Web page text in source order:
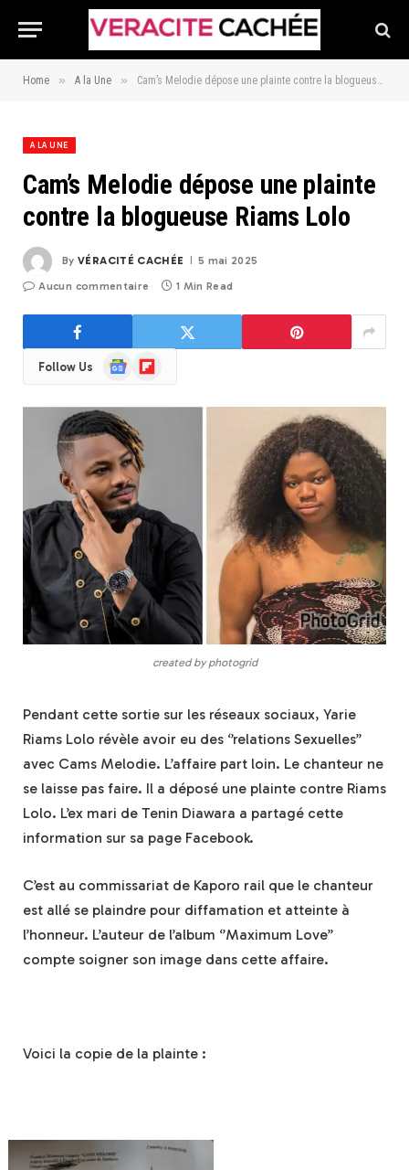
Home » A la Une » Cam’s Melodie dépose une plainte contre la blogueuse Riams Lolo
A LA UNE
Cam’s Melodie dépose une plainte
contre la blogueuse Riams Lolo
By VÉRACITÉ CACHÉE 5 mai 2025
Aucun commentaire 1 Min Read
Follow Us
GoogleFlipboard
created by photogrid
Pendant cette sortie sur les réseaux sociaux, Yarie
Riams Lolo révèle avoir eu des ‘’relations Sexuelles’’
avec Cams Melodie. L’affaire part loin. Le chanteur ne
se laisse pas faire. Il a déposé une plainte contre Riams
Lolo. L’ex mari de Tenin Diawara a partagé cette
information sur sa page Facebook.
C’est au commissariat de Kaporo rail que le chanteur
est allé se plaindre pour diffamation et atteinte à
l’honneur. L’auteur de l’album ‘’Maximum Love’’
compte soigner son image dans cette affaire.
Voici la copie de la plainte :